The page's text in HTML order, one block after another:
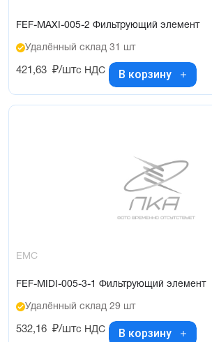
FEF-MAXI-005-2 Фильтрующий элемент
Удалённый склад 31 шт
421,63 ₽/штс НДС В корзину
EMC
FEF-MIDI-005-3-1 Фильтрующий элемент
Удалённый склад 29 шт
532,16 ₽/штс НДС В корзину